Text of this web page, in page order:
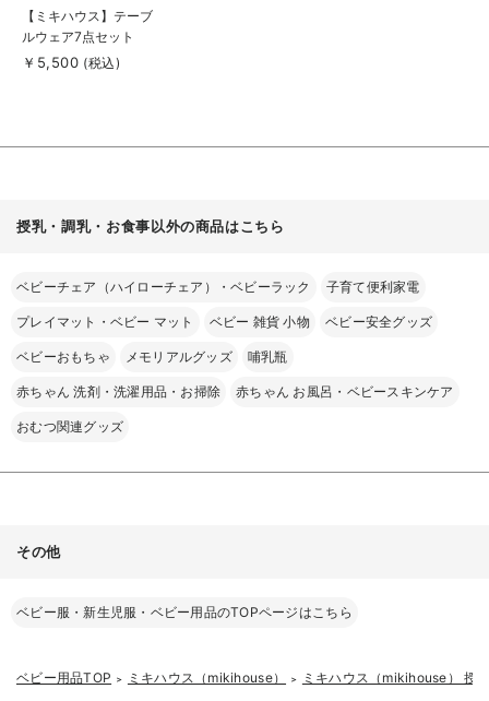
商
品
詳
を
【ミキハウス】テーブ
ルウェア7点セット
￥5,500 (税込)
授乳・調乳・お食事以外の商品はこちら
ベビーチェア（ハイローチェア）・ベビーラック 子育て便利家電
プレイマット・ベビー マット ベビー 雑貨 小物 ベビー安全グッズ
ベビーおもちゃ メモリアルグッズ 哺乳瓶
赤ちゃん 洗剤・洗濯用品・お掃除 赤ちゃん お風呂・ベビースキンケア
おむつ関連グッズ
その他
ベビー服・新生児服・ベビー用品のTOPページはこちら
ベビー用品TOP ＞ ミキハウス（mikihouse） ＞ ミキハウス（mikihouse） 授